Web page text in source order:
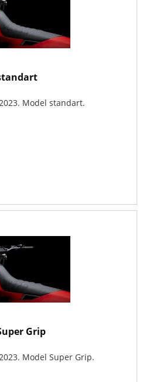
Model standart.
Grip
Model Super Grip.